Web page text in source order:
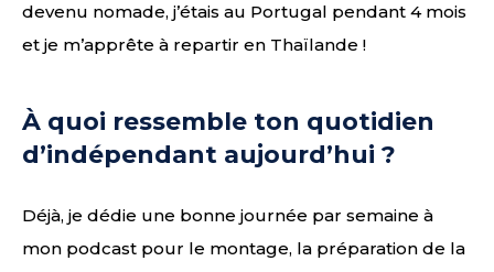
devenu nomade, j’étais au Portugal pendant 4 mois
et je m’apprête à repartir en Thaïlande !
À quoi ressemble ton quotidien
d’indépendant aujourd’hui ?
Déjà, je dédie une bonne journée par semaine à
mon podcast pour le montage, la préparation de la